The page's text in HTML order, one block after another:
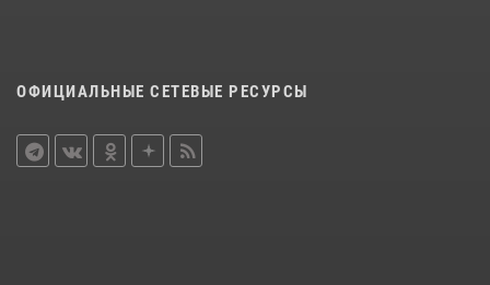
ОФИЦИАЛЬНЫЕ СЕТЕВЫЕ РЕСУРСЫ